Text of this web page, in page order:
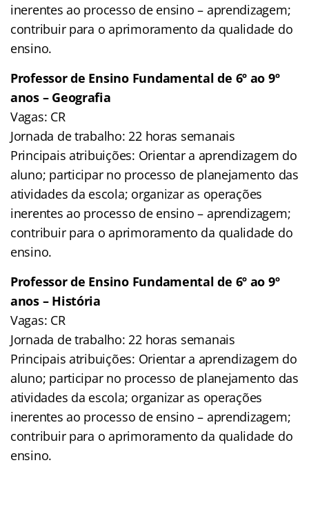
inerentes ao processo de ensino – aprendizagem;
contribuir para o aprimoramento da qualidade do
ensino.
Professor de Ensino Fundamental de 6º ao 9º
anos – Geografia
Vagas: CR
Jornada de trabalho: 22 horas semanais
Principais atribuições: Orientar a aprendizagem do
aluno; participar no processo de planejamento das
atividades da escola; organizar as operações
inerentes ao processo de ensino – aprendizagem;
contribuir para o aprimoramento da qualidade do
ensino.
Professor de Ensino Fundamental de 6º ao 9º
anos – História
Vagas: CR
Jornada de trabalho: 22 horas semanais
Principais atribuições: Orientar a aprendizagem do
aluno; participar no processo de planejamento das
atividades da escola; organizar as operações
inerentes ao processo de ensino – aprendizagem;
contribuir para o aprimoramento da qualidade do
ensino.